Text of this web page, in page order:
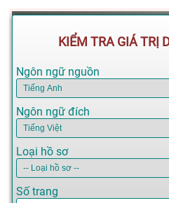
KIỂM TRA GIÁ TRỊ
Ngôn ngữ nguồn
Ngôn ngữ đích
Loại hồ sơ
Số trang